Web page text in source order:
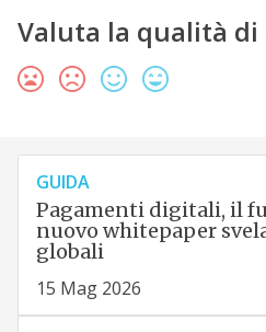
Valuta la qualità
GUIDA
Pagamenti digitali, il
nuovo whitepaper
globali
15 Mag 2026